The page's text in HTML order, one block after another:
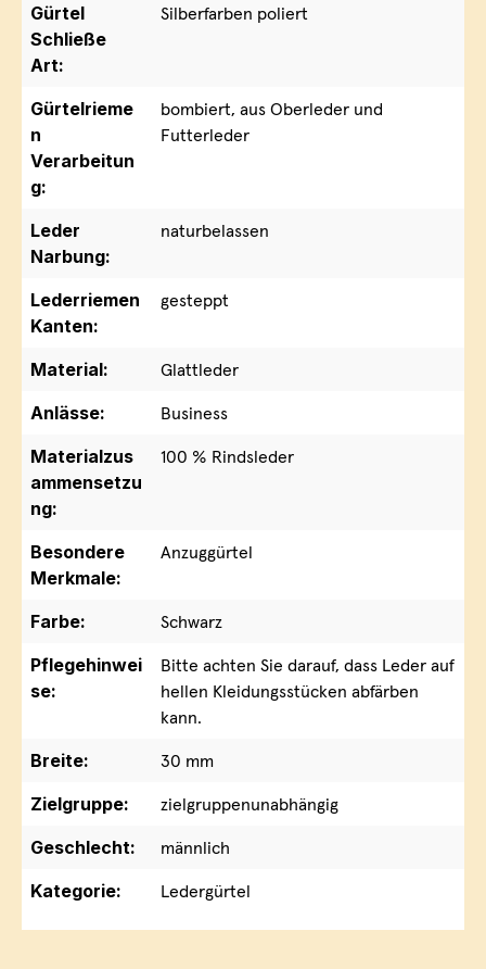
Gürtel
Schließe
Art:
Silberfarben poliert
Gürtelrieme
n
Verarbeitun
g:
bombiert, aus Oberleder und
Futterleder
Leder
Narbung:
naturbelassen
Lederriemen
Kanten:
gesteppt
Material:
Glattleder
Anlässe:
Business
Materialzus
ammensetzu
ng:
100 % Rindsleder
Besondere
Merkmale:
Anzuggürtel
Farbe:
Schwarz
Pflegehinwei
se:
Bitte achten Sie darauf, dass Leder auf
hellen Kleidungsstücken abfärben
kann.
Breite:
30 mm
Zielgruppe:
zielgruppenunabhängig
Geschlecht:
männlich
Kategorie:
Ledergürtel